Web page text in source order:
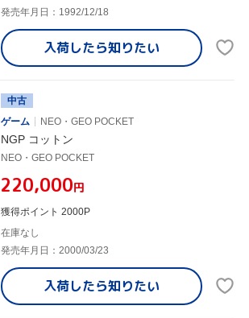
発売年月日：1992/12/18
入荷したら知りたい
中古
ゲーム
NEO・GEO POCKET
NGP コットン
NEO・GEO POCKET
¥220,000円
獲得ポイント 2000P
在庫なし
発売年月日：2000/03/23
入荷したら知りたい